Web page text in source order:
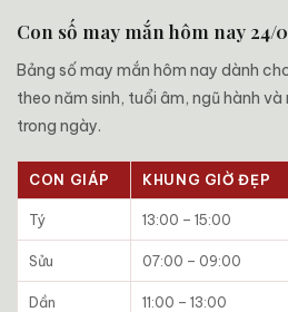
Con số may mắn hôm nay 24/
Bảng số may mắn hôm nay dành
theo năm sinh, tuổi âm, ngũ hành
trong ngày.
CON GIÁP KHUNG GIỜ ĐẸP
Tý 13:00 – 15:00
Sửu 07:00 – 09:00
Dần 11:00 – 13:00